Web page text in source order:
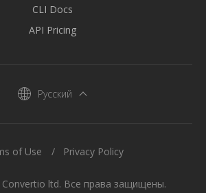
CLI Docs
API Pricing
Русский
ltd. Все права защищены.
of Use Privacy Policy